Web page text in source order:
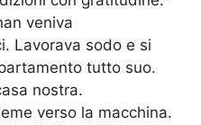
veniva
Lavorava sodo e si
tutto suo.
nostra.
verso la macchina.